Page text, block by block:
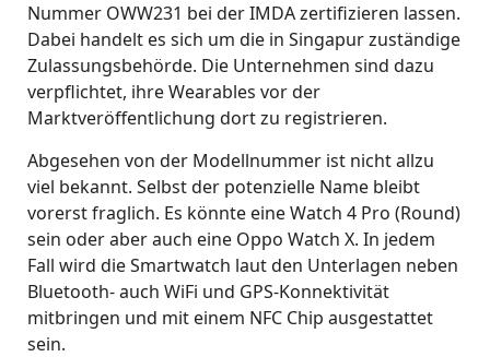
Nummer OWW231 bei der IMDA zertifizieren lassen.
Dabei handelt es sich um die in Singapur zuständige
Zulassungsbehörde. Die Unternehmen sind dazu
verpflichtet, ihre Wearables vor der
Marktveröffentlichung dort zu registrieren.
Abgesehen von der Modellnummer ist nicht allzu
viel bekannt. Selbst der potenzielle Name bleibt
vorerst fraglich. Es könnte eine Watch 4 Pro (Round)
sein oder aber auch eine Oppo Watch X. In jedem
Fall wird die Smartwatch laut den Unterlagen neben
Bluetooth- auch WiFi und GPS-Konnektivität
mitbringen und mit einem NFC Chip ausgestattet
sein.